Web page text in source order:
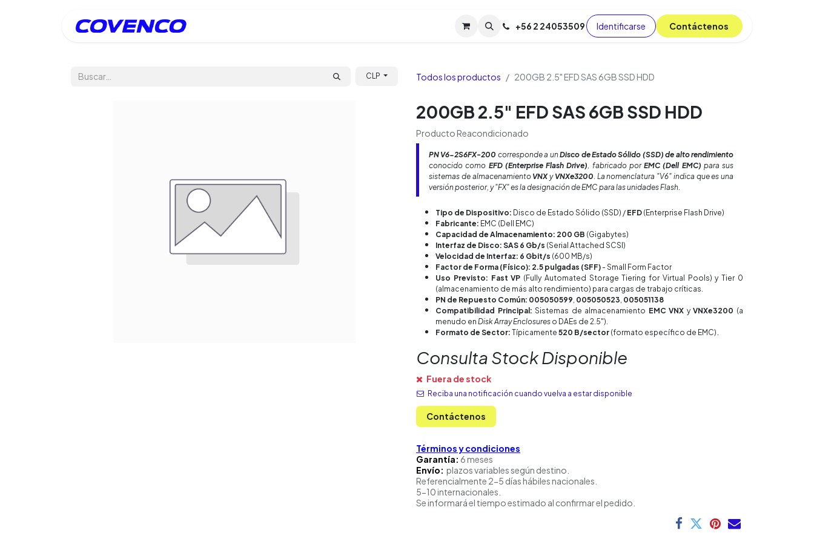
Soporte TPM (CL) Tienda Cursos Blog
+56 2 24053509 Identificarse C​​​​ont​​​​áct​​​​​​en​​​​​​os
CLP Todos los productos 200GB 2.5" EFD SAS 6GB SSD HDD
200GB 2.5" EFD SAS 6GB SSD HDD
Producto Reacondicionado
PN V6-2S6FX-200 corresponde a unDisco de Estado Sólido (SSD) de alto rendimiento
conocido como EFD (Enterprise Flash Drive), fabricado por EMC (Dell EMC) para sus
sistemas de almacenamiento VNXy VNXe3200. La nomenclatura "V6" indica que es una
versión posterior, y "FX" es la designación de EMC para las unidades Flash.
Tipo de Dispositivo: Disco de Estado Sólido (SSD) / EFD (Enterprise Flash Drive)
Fabricante: EMC (Dell EMC)
Capacidad de Almacenamiento: 200 GB (Gigabytes)
Interfaz de Disco: SAS 6 Gb/s (Serial Attached SCSI)
Velocidad de Interfaz: 6 Gbit/s (600 MB/s)
Factor de Forma (Físico): 2.5 pulgadas (SFF) - Small Form Factor
Uso Previsto: Fast VP (Fully Automated Storage Tiering for Virtual Pools) y Tier 0
(almacenamiento de más alto rendimiento) para cargas de trabajo críticas.
PN de Repuesto Común: 005050599, 005050523, 005051138
Compatibilidad Principal:Sistemas de almacenamiento EMC VNX yVNXe3200 (a
menudo en Disk Array Enclosures o DAEs de 2.5").
Formato de Sector: Típicamente 520 B/sector (formato específico de EMC)
Consulta Stock Disponible
Fuera de stock
Reciba una notificación cuando vuelva a estar disponible
Contáctenos
Términos y condiciones
Garantía: 6 meses
Envío: plazos variables según destino.
Referencialmente 2-5 días hábiles nacionales.
5-10 internacionales.
Se informará el tiempo estimado al confirmar el pedido.